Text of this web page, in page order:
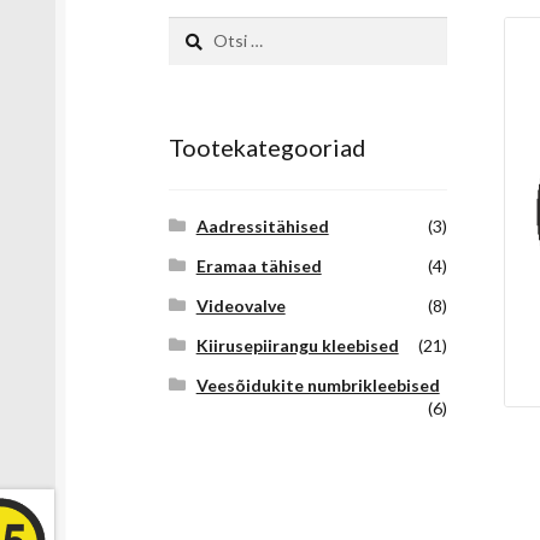
Otsi:
Tootekategooriad
Aadressitähised
(3)
Eramaa tähised
(4)
Videovalve
(8)
Kiirusepiirangu kleebised
(21)
Veesõidukite numbrikleebised
(6)